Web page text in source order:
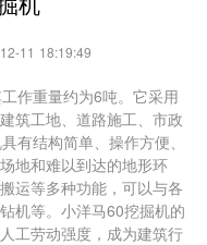
11 18:19:49
作重量约为6吨。它采用
筑工地、道路施工、市政
有结构简单、操作方便、
地和难以到达的地形环
运等多种功能，可以与各
机等。小洋马60挖掘机的
工劳动强度，成为建筑行